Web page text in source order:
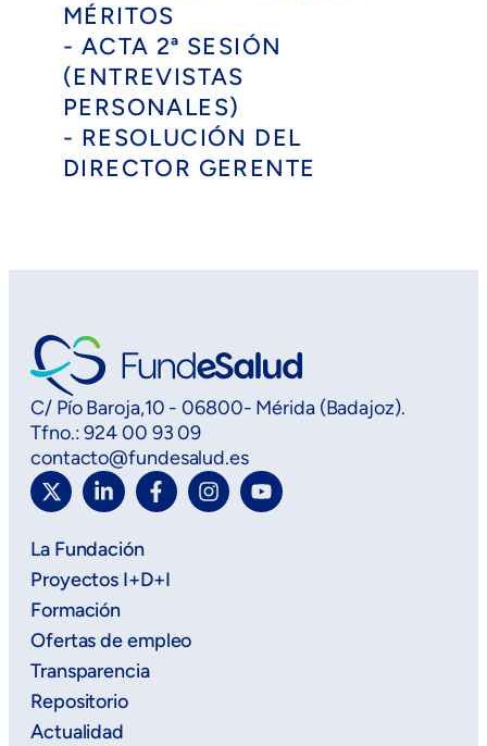
MÉRITOS
- ACTA 2ª SESIÓN
(ENTREVISTAS
PERSONALES)
- RESOLUCIÓN DEL
DIRECTOR GERENTE
C/ Pío Baroja,10 - 06800- Mérida (Badajoz).
Tfno.: 924 00 93 09
contacto@fundesalud.es
La Fundación
Proyectos I+D+I
Formación
Ofertas de empleo
Transparencia
Repositorio
Actualidad